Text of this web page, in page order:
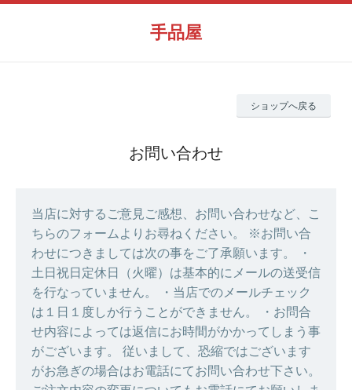
手品屋
ショップへ戻る
お問い合わせ
当店に対するご意見ご感想、お問い合わせなど、こ
ちらのフォームよりお尋ねください。 ※お問い合
わせにつきましては次の事をご了承願います。 ・
土日祝日定休日（火曜）は基本的にメールの送受信
を行なっていません。 ・当店でのメールチェック
は１日１度しか行うことができません。 ・お問合
せ内容によっては返信にお時間がかかってしまう事
がございます。 従いまして、恐縮ではございます
がお急ぎの場合はお電話にてお問い合わせ下さい。